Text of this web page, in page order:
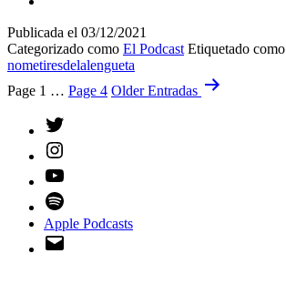
Star
BB
Jet
Trae
Publicada el 03/12/2021
Categorizado como El Podcast Etiquetado como
nometiresdelalengueta
Paginación
entradas
Page 1 … Page 4 OlderEntradas
Apple Podcasts